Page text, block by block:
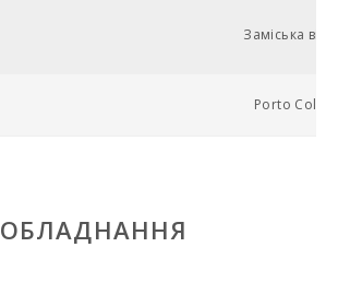
Заміська
Porto
ОБЛАДНАННЯ